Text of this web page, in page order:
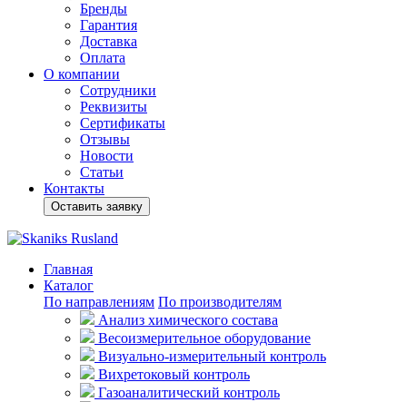
Бренды
Гарантия
Доставка
Оплата
О компании
Сотрудники
Реквизиты
Сертификаты
Отзывы
Новости
Статьи
Контакты
Оставить заявку
Главная
Каталог
По направлениям По производителям
Анализ химического состава
Весоизмерительное оборудование
Визуально-измерительный контроль
Вихретоковый контроль
Газоаналитический контроль